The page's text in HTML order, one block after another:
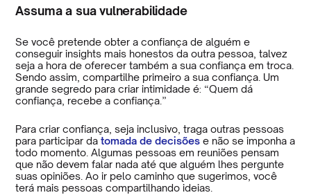
Assuma a sua vulnerabilidade
Se você pretende obter a confiança de alguém e
conseguir insights mais honestos da outra pessoa, talvez
seja a hora de oferecer também a sua confiança em troca.
Sendo assim, compartilhe primeiro a sua confiança. Um
grande segredo para criar intimidade é: “Quem dá
confiança, recebe a confiança.”
Para criar confiança, seja inclusivo, traga outras pessoas
para participar datomada de decisões e não se imponha a
todo momento. Algumas pessoas em reuniões pensam
que não devem falar nada até que alguém lhes pergunte
suas opiniões. Ao ir pelo caminho que sugerimos, você
terá mais pessoas compartilhando ideias.